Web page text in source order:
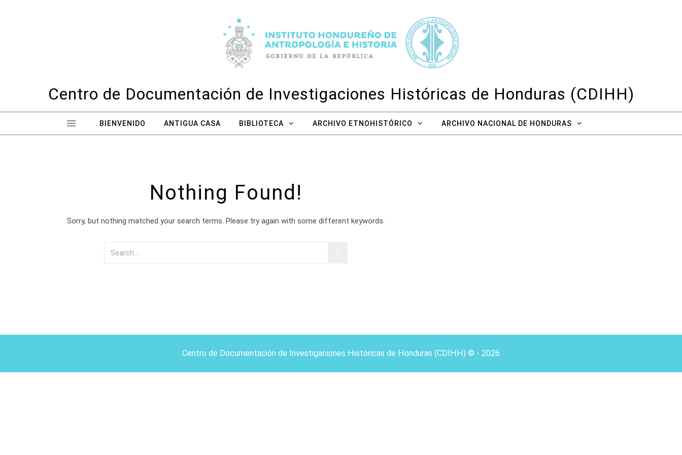
Centro de Documentación de Investigaciones Históricas de Honduras (CDIHH)
BIENVENIDO ANTIGUA CASA BIBLIOTECA ARCHIVO ETNOHISTÓRICO ARCHIVO NACIONAL DE HONDURAS
Nothing Found!
Sorry, but nothing matched your search terms. Please try again with some different keywords.
Centro de Documentación de Investigaciones Históricas de Honduras (CDIHH) © - 2026